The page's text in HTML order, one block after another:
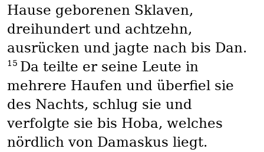
Hause geborenen Sklaven,
dreihundert und achtzehn,
ausrücken und jagte nach bis Dan.
15 Da teilte er seine Leute in
mehrere Haufen und überfiel sie
des Nachts, schlug sie und
verfolgte sie bis Hoba, welches
nördlich von Damaskus liegt.